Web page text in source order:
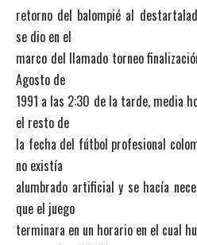
retorno del balompié al
se dio en el
marco del llamado torneo
Agosto de
1991 a las 2:30 de la tarde, media
el resto de
la fecha del fútbol profesional
no existía
alumbrado artificial y se hacía
que el juego
terminara en un horario en el cual